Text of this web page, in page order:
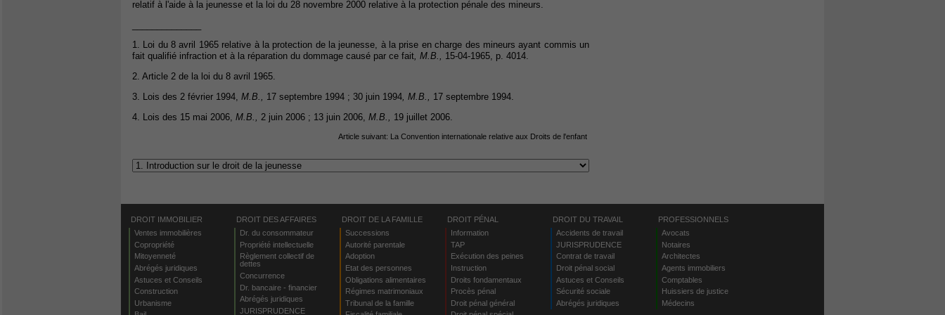
relatif à l'aide à la jeunesse et la loi du 28 novembre 2000 relative à la protection pénale des mineurs.
1. Loi du 8 avril 1965 relative à la protection de la jeunesse, à la prise en charge des mineurs ayant commis un
fait qualifié infraction et à la réparation du dommage causé par ce fait, M.B., 15-04-1965, p. 4014.
2. Article 2 de la loi du 8 avril 1965.
3. Lois des 2 février 1994, M.B., 17 septembre 1994 ; 30 juin 1994, M.B., 17 septembre 1994.
4. Lois des 15 mai 2006, M.B., 2 juin 2006 ; 13 juin 2006, M.B., 19 juillet 2006.
Article suivant: La Convention internationale relative aux Droits de l'enfant
DROIT IMMOBILIER
Ventes immobilières
Copropriété
Mitoyenneté
Abrégés juridiques
Astuces et Conseils
Construction
Urbanisme
DROIT DES AFFAIRES
Dr. du consommateur
Propriété intellectuelle
Règlement collectif de
dettes
Concurrence
Dr. bancaire - financier
Abrégés juridiques
JURISPRUDENCE
DROIT DE LA FAMILLE
Successions
Autorité parentale
Adoption
Etat des personnes
Obligations alimentaires
Régimes matrimoniaux
Tribunal de la famille
DROIT PÉNAL
Information
TAP
Exécution des peines
Instruction
Droits fondamentaux
Procès pénal
Droit pénal général
DROIT DU TRAVAIL
Accidents de travail
JURISPRUDENCE
Contrat de travail
Droit pénal social
Astuces et Conseils
Sécurité sociale
Abrégés juridiques
PROFESSIONNELS
Avocats
Notaires
Architectes
Agents immobiliers
Comptables
Huissiers de justice
Médecins